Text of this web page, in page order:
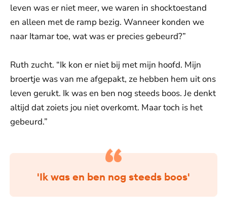
leven was er niet meer, we waren in shocktoestand
en alleen met de ramp bezig. Wanneer konden we
naar Itamar toe, wat was er precies gebeurd?”
Ruth zucht. “Ik kon er niet bij met mijn hoofd. Mijn
broertje was van me afgepakt, ze hebben hem uit ons
leven gerukt. Ik was en ben nog steeds boos. Je denkt
altijd dat zoiets jou niet overkomt. Maar toch is het
gebeurd.”
'Ik was en ben nog steeds boos'